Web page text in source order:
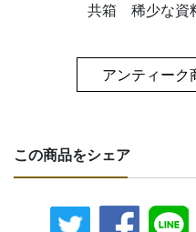
共箱 稀少な資
アンティー
この商品をシェア